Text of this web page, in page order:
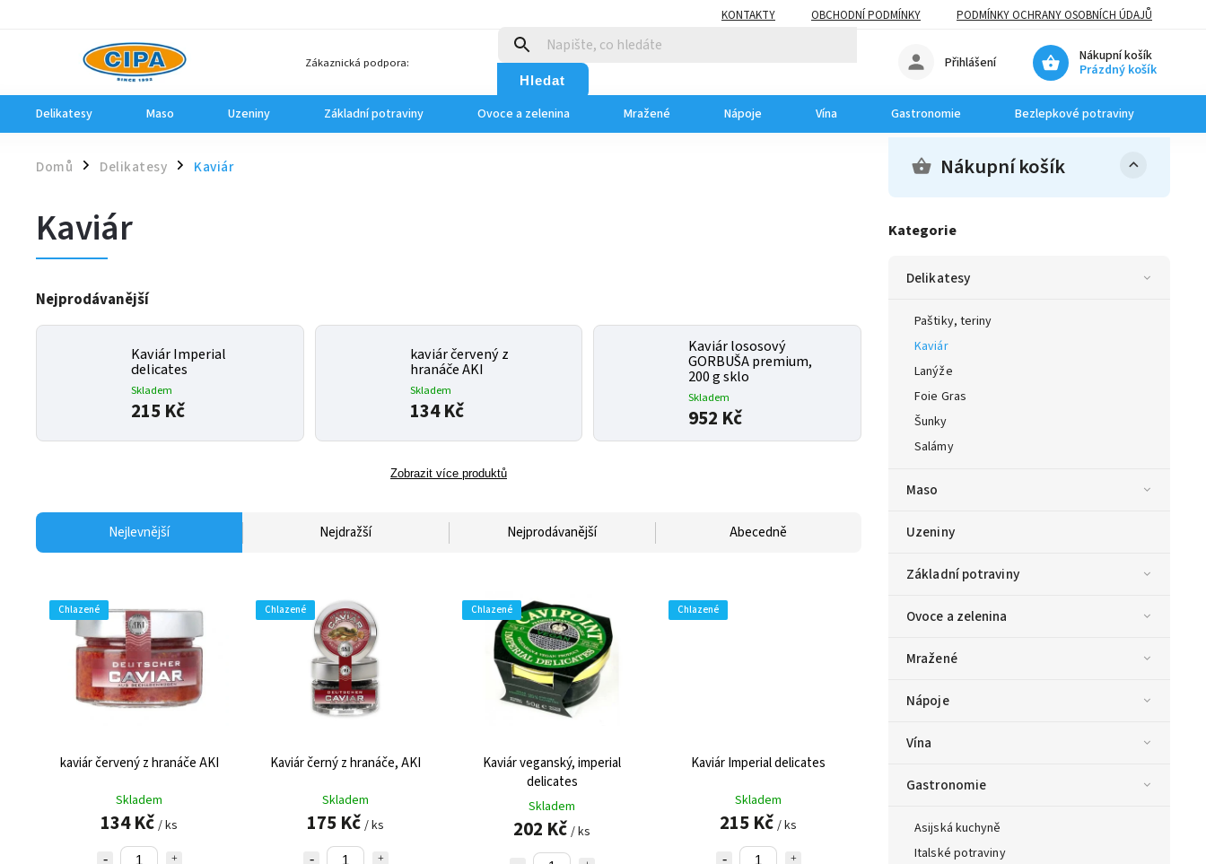
KONTAKTY OBCHODNÍ PODMÍNKY PODMÍNKY OCHRANY OSOBNÍCH ÚDAJŮ
Zákaznická podpora:
Hledat
Nákupní košík
Prázdný košík
Přihlášení
Delikatesy Maso Uzeniny Základní potraviny Ovoce a zelenina Mražené Nápoje Vína Gastronomie Bezlepkové potraviny
Domů / Delikatesy / Kaviár Nákupní košík
Kategorie
Delikatesy
Paštiky, teriny
Kaviár
Lanýže
Foie Gras
Šunky
Salámy
Maso
Uzeniny
Základní potraviny
Ovoce a zelenina
Mražené
Nápoje
Vína
Gastronomie
Asijská kuchyně
Italské potraviny
Kaviár
Nejprodávanější
Kaviár Imperial
delicates
Skladem
215 Kč
kaviár červený z
hranáče AKI
Skladem
134 Kč
Kaviár lososový
GORBUŠA premium,
200 g sklo
Skladem
952 Kč
Zobrazit více produktů
Nejlevnější Nejdražší Nejprodávanější Abecedně
Chlazené
kaviár červený z hranáče AKI
Skladem
134 Kč / ks
Chlazené
Kaviár černý z hranáče, AKI
Skladem
175 Kč / ks
Chlazené
Kaviár veganský, imperial
delicates
Skladem
202 Kč / ks
Chlazené
Kaviár Imperial delicates
Skladem
215 Kč / ks